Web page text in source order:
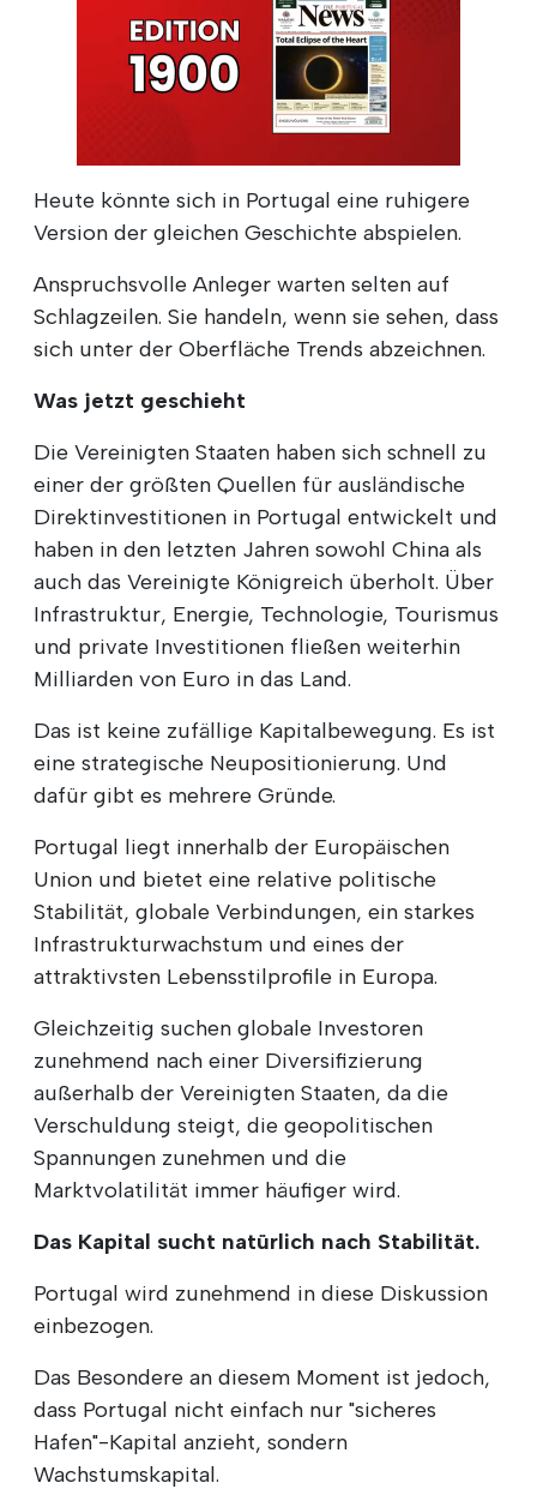
Heute könnte sich in Portugal eine ruhigere
Version der gleichen Geschichte abspielen.
Anspruchsvolle Anleger warten selten auf
Schlagzeilen. Sie handeln, wenn sie sehen, dass
sich unter der Oberfläche Trends abzeichnen.
Was jetzt geschieht
Die Vereinigten Staaten haben sich schnell zu
einer der größten Quellen für ausländische
Direktinvestitionen in Portugal entwickelt und
haben in den letzten Jahren sowohl China als
auch das Vereinigte Königreich überholt. Über
Infrastruktur, Energie, Technologie, Tourismus
und private Investitionen fließen weiterhin
Milliarden von Euro in das Land.
Das ist keine zufällige Kapitalbewegung. Es ist
eine strategische Neupositionierung. Und
dafür gibt es mehrere Gründe.
Portugal liegt innerhalb der Europäischen
Union und bietet eine relative politische
Stabilität, globale Verbindungen, ein starkes
Infrastrukturwachstum und eines der
attraktivsten Lebensstilprofile in Europa.
Gleichzeitig suchen globale Investoren
zunehmend nach einer Diversifizierung
außerhalb der Vereinigten Staaten, da die
Verschuldung steigt, die geopolitischen
Spannungen zunehmen und die
Marktvolatilität immer häufiger wird.
Das Kapital sucht natürlich nach Stabilität.
Portugal wird zunehmend in diese Diskussion
einbezogen.
Das Besondere an diesem Moment ist jedoch,
dass Portugal nicht einfach nur "sicheres
Hafen"-Kapital anzieht, sondern
Wachstumskapital.